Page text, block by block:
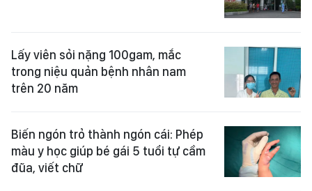
Lấy viên sỏi nặng 100gam, mắc
trong niệu quản bệnh nhân nam
trên 20 năm
Biến ngón trỏ thành ngón cái: Phép
màu y học giúp bé gái 5 tuổi tự cầm
đũa, viết chữ